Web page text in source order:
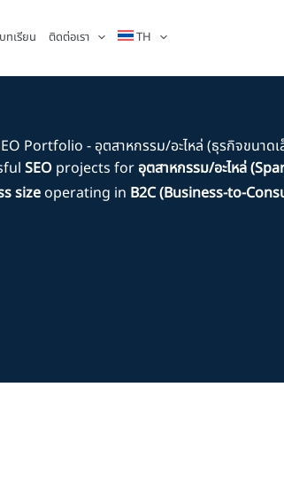
บทเรียน ติดต่อเรา TH
Portfolio - อุตสาหกรรม/อะไหล่ (ธุรกิจขนาดเ
SEO projects for อุตสาหกรรม/อะไหล่
sizeoperating in B2C (Business-to-